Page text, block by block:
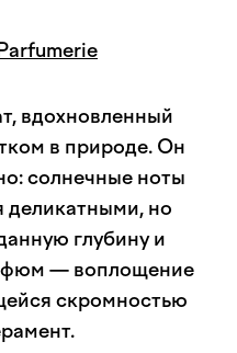
вдохновленный
в природе. Он
солнечные ноты
деликатными, но
глубину и
— воплощение
скромностью